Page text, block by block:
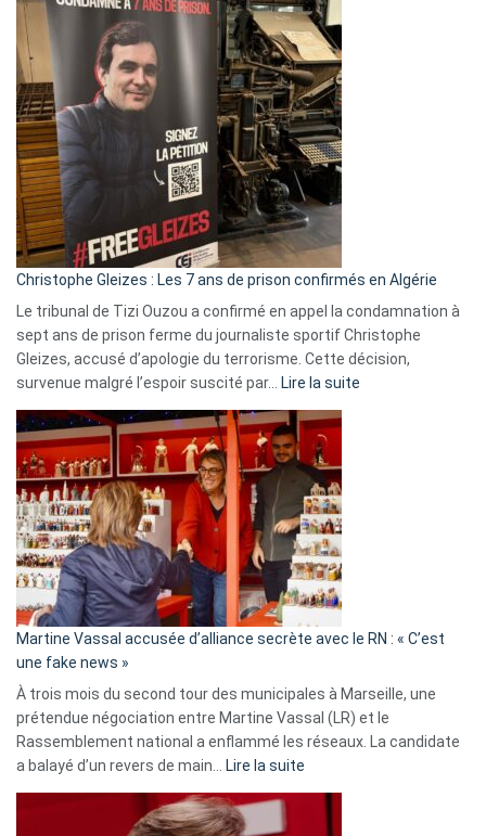
:
Pays-
Bas,
Espagne,
Irlande
et
Slovénie
rejettent
la
présence
d’Israël
Christophe Gleizes : Les 7 ans de prison confirmés en Algérie
Le tribunal de Tizi Ouzou a confirmé en appel la condamnation à
sept ans de prison ferme du journaliste sportif Christophe
Gleizes, accusé d’apologie du terrorisme. Cette décision,
survenue malgré l’espoir suscité par…
Lire la suite
Algérie
Martine Vassal accusée d’alliance secrète avec le RN : « C’est
une fake news »
À trois mois du second tour des municipales à Marseille, une
prétendue négociation entre Martine Vassal (LR) et le
Rassemblement national a enflammé les réseaux. La candidate
a balayé d’un revers de main…
Lire la suite